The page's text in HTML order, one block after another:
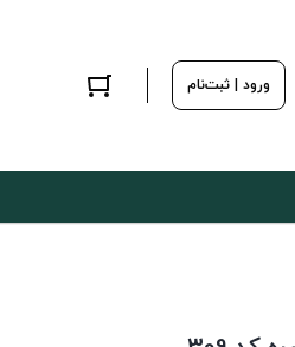
ورود | ثبت‌نام